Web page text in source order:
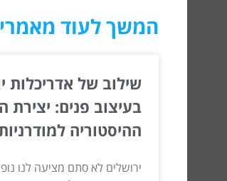
המשך לעוד
שילוב של אדריכלות
בעיצוב פנים: יצירת
ההיסטוריה
ירושלים לא סתם מציעה לנו